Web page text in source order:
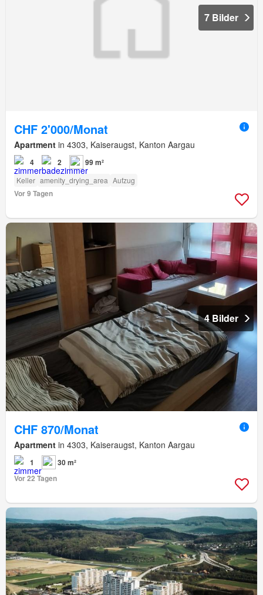
7 Bilder
CHF 2'000/Monat
Apartment in 4303, Kaiseraugst, Kanton Aargau
4 2 99 m²
Keller amenity_drying_area Aufzug
Vor 9 Tagen
4 Bilder
CHF 870/Monat
Apartment in 4303, Kaiseraugst, Kanton Aargau
1
30 m²
Vor 22 Tagen